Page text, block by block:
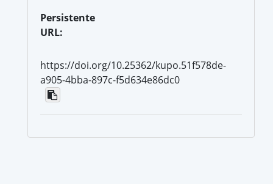
Persistente
URL:
https://doi.org/10.25362/kupo.51f578de-
a905-4bba-897c-f5d634e86dc0